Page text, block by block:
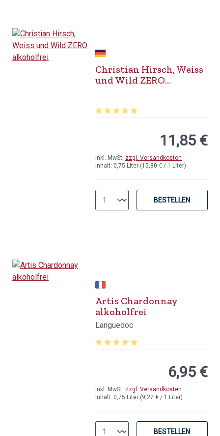
Christian Hirsch, Weiss
und Wild ZERO
Inhalt: 0,75 Liter (15,80 € / 1 Liter)
inkl. MwSt. zzgl. Versandkosten
11,85 €
BESTELLEN
Artis Chardonnay
alkoholfrei
Languedoc
Inhalt: 0,75 Liter (9,27 € / 1 Liter)
inkl. MwSt. zzgl. Versandkosten
6,95 €
BESTELLEN